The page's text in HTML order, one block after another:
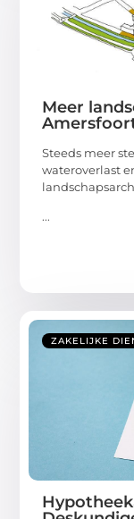
Meer
Steeds meer
wateroverlast
...
ZAKELIJKE